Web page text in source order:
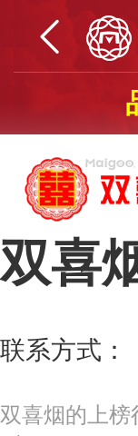
双喜
联系方式：
双喜烟的上榜